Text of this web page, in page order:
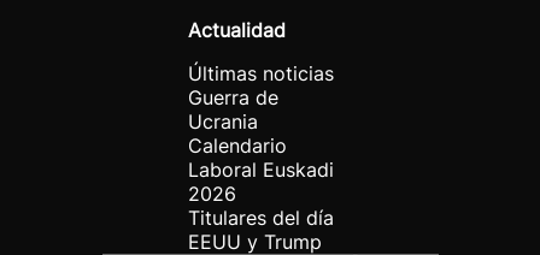
Actualidad
Últimas noticias
Guerra de
Ucrania
Calendario
Laboral Euskadi
2026
Titulares del día
EEUU y Trump